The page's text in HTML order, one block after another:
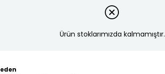
Ürün stoklarımızda kalmamıştır.